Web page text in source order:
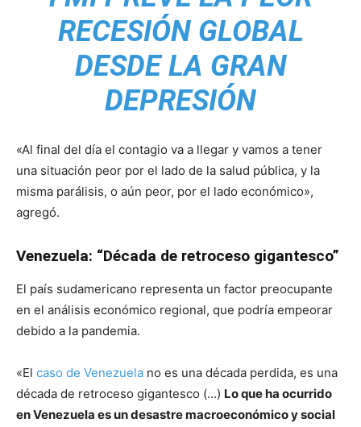
RECESIÓN GLOBAL
DESDE LA GRAN
DEPRESIÓN
«Al final del día el contagio va a llegar y vamos a tener
una situación peor por el lado de la salud pública, y la
misma parálisis, o aún peor, por el lado económico»,
agregó.
Venezuela: “Década de retroceso gigantesco”
El país sudamericano representa un factor preocupante
en el análisis económico regional, que podría empeorar
debido a la pandemia.
«El caso de Venezuela no es una década perdida, es una
década de retroceso gigantesco (…) Lo que ha ocurrido
en Venezuela es un desastre macroeconómico y social